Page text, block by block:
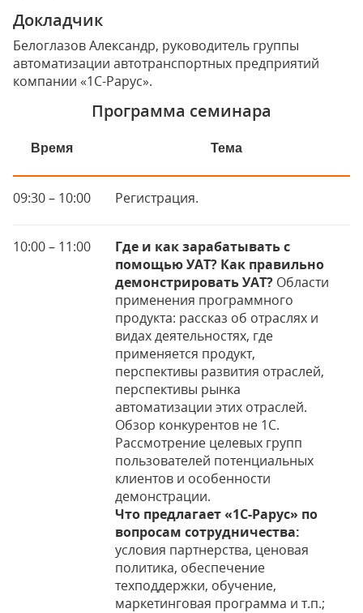
Докладчик
Белоглазов Александр, руководитель группы
автоматизации автотранспортных предприятий
компании «1С-Рарус».
Программа семинара
Время Тема
09:30 – 10:00 Регистрация.
10:00 – 11:00
Где и как зарабатывать с
помощью УАТ? Как правильно
демонстрировать УАТ? Области
применения программного
продукта: рассказ об отраслях и
видах деятельностях, где
применяется продукт,
перспективы развития отраслей,
перспективы рынка
автоматизации этих отраслей.
Обзор конкурентов не 1С.
Рассмотрение целевых групп
пользователей потенциальных
клиентов и особенности
демонстрации.
Что предлагает «1С-Рарус» по
вопросам сотрудничества:
условия партнерства, ценовая
политика, обеспечение
техподдержки, обучение,
маркетинговая программа и т.п.;